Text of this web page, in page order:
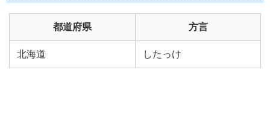
都道府県 方言
北海道 したっけ